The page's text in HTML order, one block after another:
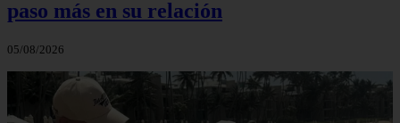
paso más en su relación
05/08/2026